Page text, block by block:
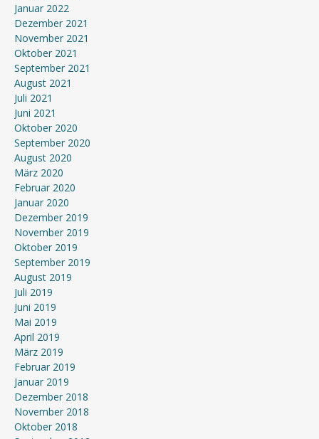
Januar 2022
Dezember 2021
November 2021
Oktober 2021
September 2021
August 2021
Juli 2021
Juni 2021
Oktober 2020
September 2020
August 2020
März 2020
Februar 2020
Januar 2020
Dezember 2019
November 2019
Oktober 2019
September 2019
August 2019
Juli 2019
Juni 2019
Mai 2019
April 2019
März 2019
Februar 2019
Januar 2019
Dezember 2018
November 2018
Oktober 2018